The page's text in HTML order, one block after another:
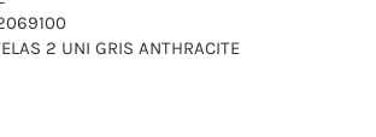
2 UNI GRIS ANTHRACITE